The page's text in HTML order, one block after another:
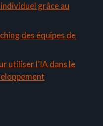
grâce au
des équipes de
utiliser l’IA dans le